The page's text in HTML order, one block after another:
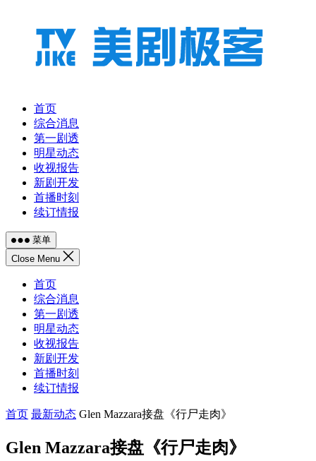
首页
综合消息
第一剧透
明星动态
收视报告
新剧开发
首播时刻
续订情报
菜单
Close Menu
首页
综合消息
第一剧透
明星动态
收视报告
新剧开发
首播时刻
续订情报
首页 最新动态 Glen Mazzara接盘《行尸走肉》
Glen Mazzara接盘《行尸走肉》